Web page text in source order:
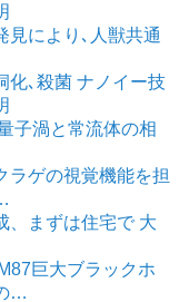
見により､人獣共通
化､殺菌 ナノイー技
子渦と常流体の相
ラゲの視覚機能を担
、まずは住宅で 大
巨大ブラックホ
…